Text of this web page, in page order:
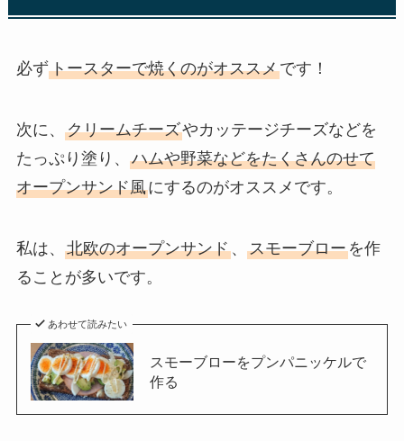
必ずトースターで焼くのがオススメです！
次に、 クリームチーズやカッテージチーズなどを
たっぷり塗り、 ハムや野菜などをたくさんのせて
オープンサンド風にするのがオススメです。
私は、 北欧のオープンサンド、 スモーブローを作
ることが多いです。
あわせて読みたい
スモーブローをプンパニッケルで
作る